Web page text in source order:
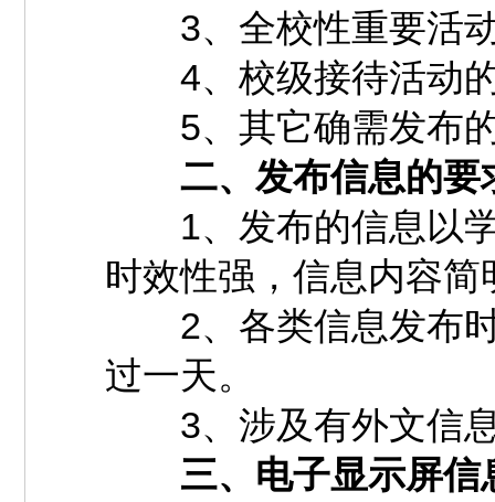
3、全校性重要活动
4、校级接待活动
5、其它确需发布
二、发布信息的要
1、发布的信息以学
时效性强，信息内容
2、各类信息发布时
过一天。
3、涉及有外文信息
三、电子显示屏